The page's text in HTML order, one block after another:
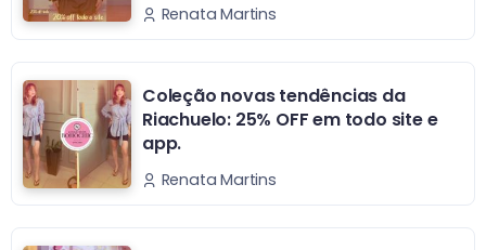
Renata Martins
Coleção novas tendências da
Riachuelo: 25% OFF em todo site e
app.
Renata Martins